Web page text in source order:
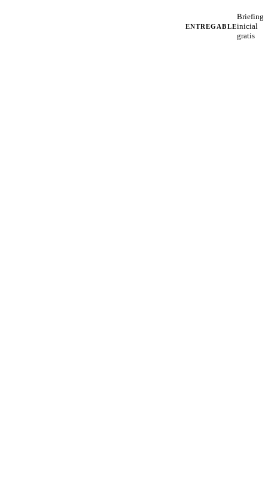
ENTREGABLE
Briefing
inicial
gratis